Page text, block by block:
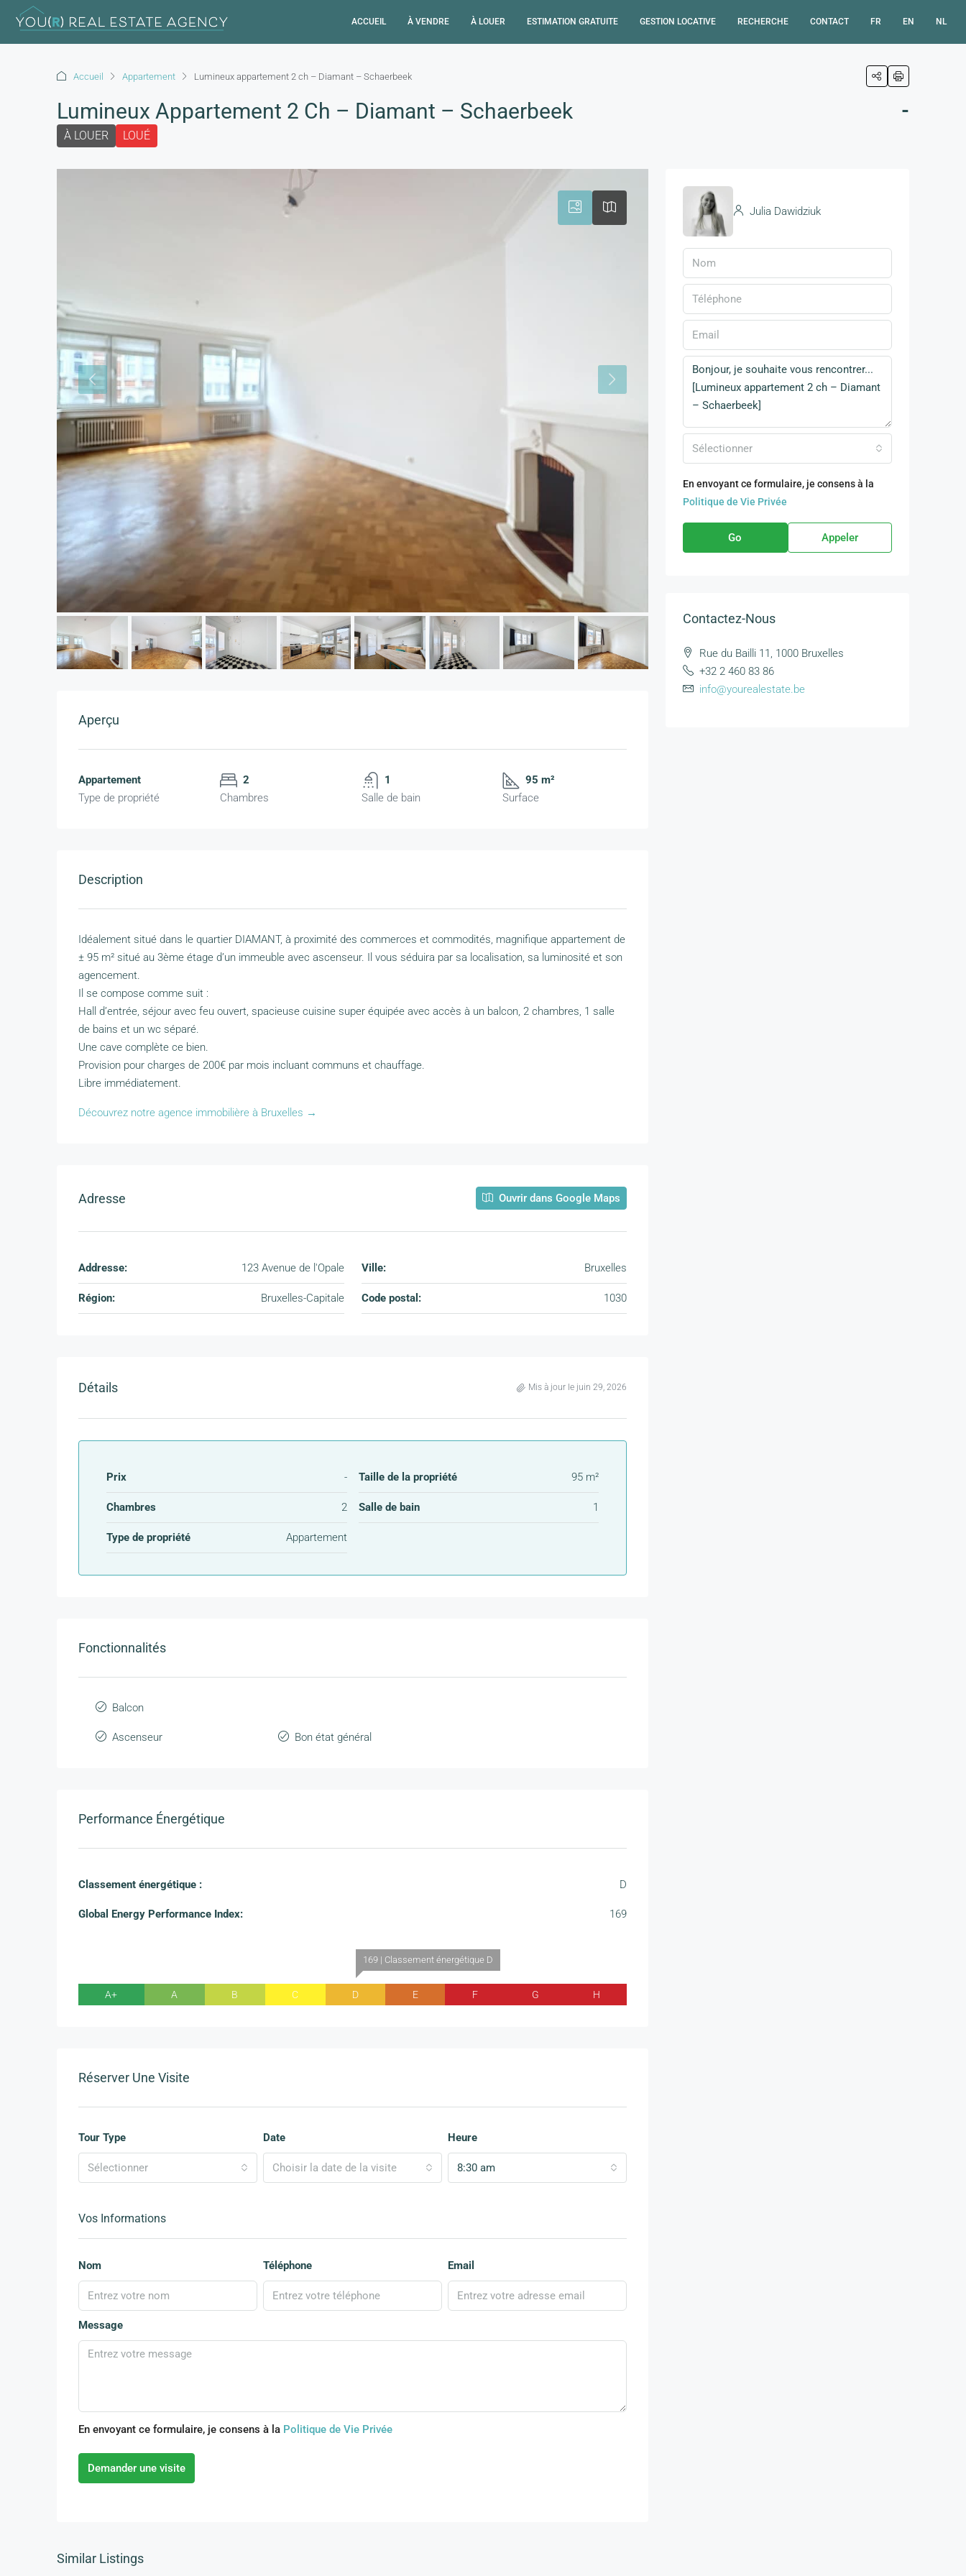
ACCUEIL À VENDRE À LOUER ESTIMATION GRATUITE GESTION LOCATIVE RECHERCHE CONTACT FR EN NL
Accueil Appartement Lumineux appartement 2 ch – Diamant – Schaerbeek
Lumineux Appartement 2 Ch – Diamant – Schaerbeek
À LOUER LOUÉ
-
Aperçu
Appartement
Type de propriété
2
Chambres
1
Salle de bain
95 m²
Surface
Description
Idéalement situé dans le quartier DIAMANT, à proximité des commerces et commodités, magnifique appartement de
± 95 m² situé au 3ème étage d’un immeuble avec ascenseur. Il vous séduira par sa localisation, sa luminosité et son
agencement.
Il se compose comme suit :
Hall d’entrée, séjour avec feu ouvert, spacieuse cuisine super équipée avec accès à un balcon, 2 chambres, 1 salle
de bains et un wc séparé.
Une cave complète ce bien.
Provision pour charges de 200€ par mois incluant communs et chauffage.
Libre immédiatement.
Découvrez notre agence immobilière à Bruxelles →
Adresse Ouvrir dans Google Maps
Addresse: 123 Avenue de l'Opale Ville: Bruxelles
Région: Bruxelles-Capitale Code postal: 1030
Détails Mis à jour le juin 29, 2026
Prix - Taille de la propriété 95 m²
Chambres 2 Salle de bain 1
Type de propriété Appartement
Fonctionnalités
Balcon
Ascenseur Bon état général
Performance Énergétique
Classement énergétique : D
Global Energy Performance Index: 169
A+ A B C
169 | Classement énergétique D
D E F G H
Réserver Une Visite
Tour Type
Sélectionner
Date
Choisir la date de la visite
Heure
8:30 am
Vos Informations
Nom Téléphone Email
Message
En envoyant ce formulaire, je consens à la Politique de Vie Privée
Demander une visite
Similar Listings
Julia Dawidziuk
Sélectionner
En envoyant ce formulaire, je consens à la
Politique de Vie Privée
Go Appeler
Contactez-Nous
Rue du Bailli 11, 1000 Bruxelles
+32 2 460 83 86
info@yourealestate.be